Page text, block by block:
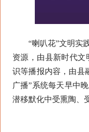
“喇叭花”文明实践
资源，由县新时代
识等播报内容，由县
广播”系统每天早中
潜移默化中受熏陶、